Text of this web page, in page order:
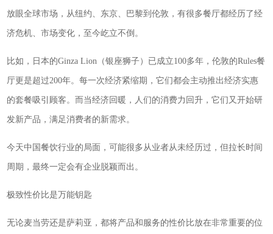
放眼全球市场，从纽约、东京、巴黎到伦敦，有很多餐厅都经历了经
济危机、市场变化，至今屹立不倒。
比如，日本的Ginza Lion（银座狮子）已成立100多年，伦敦的Rules餐
厅更是超过200年。每一次经济紧缩期，它们都会主动推出经济实惠
的套餐吸引顾客。而当经济回暖，人们的消费力回升，它们又开始研
发新产品，满足消费者的新需求。
今天中国餐饮行业的局面，可能很多从业者从未经历过，但拉长时间
周期，最终一定会有企业脱颖而出。
极致性价比是万能钥匙
无论麦当劳还是萨莉亚，都将产品和服务的性价比放在非常重要的位